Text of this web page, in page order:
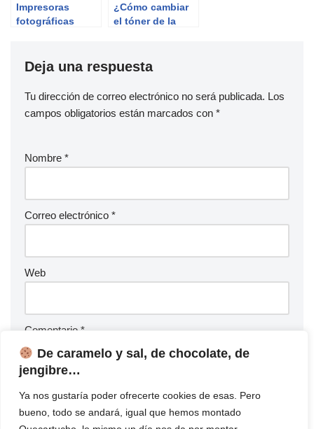
De caramelo y sal, de chocolate, de
jengibre…
Ya nos gustaría poder ofrecerte cookies de esas. Pero
bueno, todo se andará, igual que hemos montado
Impresoras
fotográficas
¿Cómo cambiar
el tóner de la
Deja una respuesta
Tu dirección de correo electrónico no será publicada. Los
campos obligatorios están marcados con *
Nombre *
Correo electrónico *
Web
Comentario *